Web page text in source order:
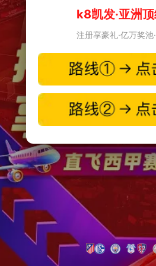
k8凯发·亚洲
注册享豪礼·亿万奖池